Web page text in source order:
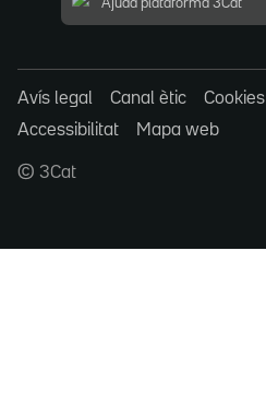
Ajuda plataforma 3Cat
Avís legal Canal ètic Cookies
Accessibilitat
Mapa web
© 3Cat